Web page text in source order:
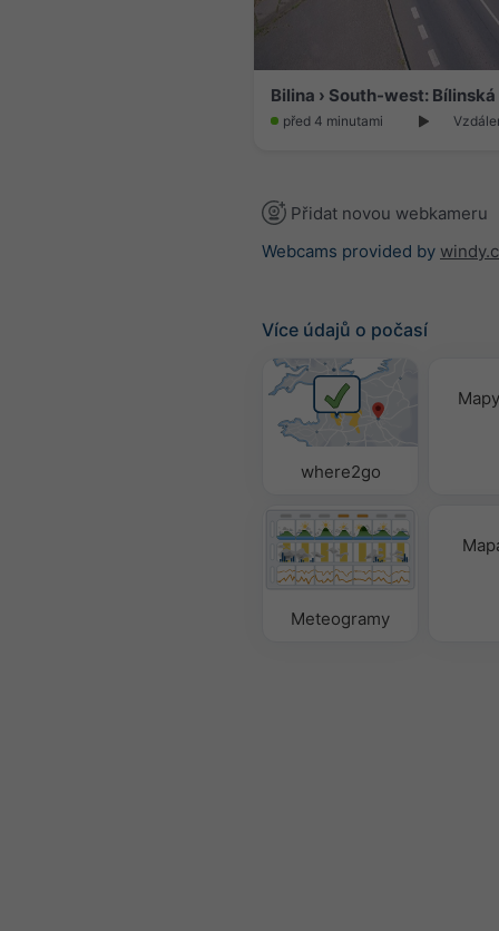
Bilina › South-west: Bílinská
před 4 minutami
Přidat novou webkameru
Webcams provided by
Více údajů o počasí
where2go
Meteogramy